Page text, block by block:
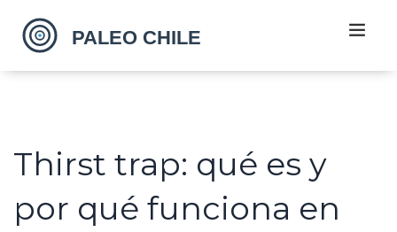
Thirst trap: qué es y
por qué funciona en